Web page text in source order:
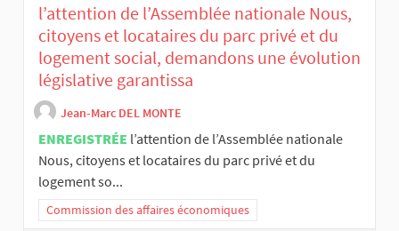
l’attention de l’Assemblée nationale Nous,
citoyens et locataires du parc privé et du
logement social, demandons une évolution
législative garantissa
Jean-Marc DEL MONTE
ENREGISTRÉE l’attention de l’Assemblée nationale
Nous, citoyens et locataires du parc privé et du
logement so...
Commission des affaires économiques